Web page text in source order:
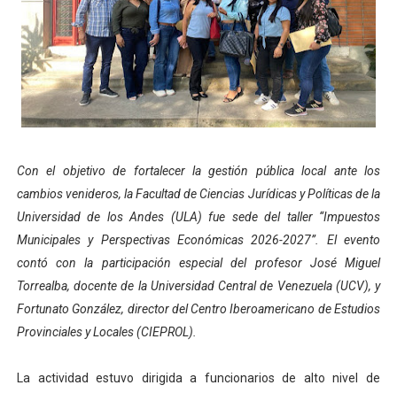
Corposalud y Secretaría Social fortalecen la atención
Inicia el plan vacacional Venezuela Renace en el
Entregan planta eléctrica para fortalecer la atención
Expertos inspeccionan espacios del OAN para la
Dictan MasterClass en el marco del Encuentro LAGO
Campo Elías avanza con plan de asfaltado
Encuentro estadal fortalece la coordinación de
Gobernador Arnaldo Sánchez apadrina a más de 993
Plan Quirúrgico Regional llega a Pueblo Llano con la
Con el objetivo de fortalecer la gestión pública local ante los
cambios venideros, la Facultad de Ciencias Jurídicas y Políticas de la
Universidad de los Andes (ULA) fue sede del taller “Impuestos
Municipales y Perspectivas Económicas 2026-2027”. El evento
contó con la participación especial del profesor José Miguel
Torrealba, docente de la Universidad Central de Venezuela (UCV), y
Fortunato González, director del Centro Iberoamericano de Estudios
Provinciales y Locales (CIEPROL).
La actividad estuvo dirigida a funcionarios de alto nivel de